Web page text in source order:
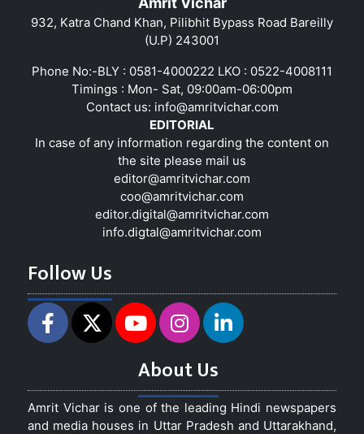
932, Katra Chand Khan, Pilibhit Bypass Road Bareilly
(U.P) 243001
Phone No:-BLY : 0581-4000222 LKO : 0522-4008111
Timings : Mon- Sat, 09:00am-06:00pm
Contact us: info@amritvichar.com
EDITORIAL
In case of any information regarding the content on
the site please mail us
editor@amritvichar.com
coo@amritvichar.com
editor.digital@amritvichar.com
info.digtal@amritvichar.com
Follow Us
About Us
Amrit Vichar is one of the leading Hindi newspapers
and media houses in Uttar Pradesh and Uttarakhand,